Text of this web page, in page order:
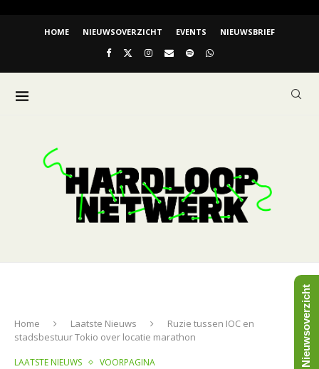
HOME NIEUWSOVERZICHT EVENTS NIEUWSBRIEF
Home Laatste Nieuws
Ruzie tussen IOC en
stadsbestuur Tokio over locatie marathon
LAATSTE NIEUWS VOORPAGINA Nieuwsoverzicht